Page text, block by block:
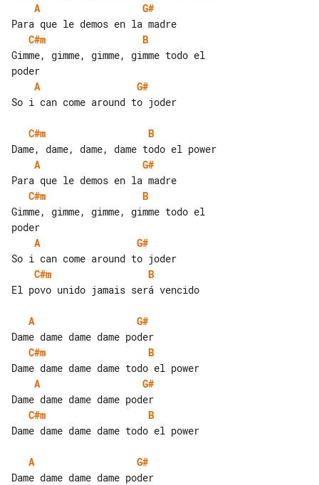
A
G#
C#m
B
Gimme, gimme, gimme, gimme todo el
A
G#
So i can come around to joder
C#m
B
A
G#
C#m
B
Gimme, gimme, gimme, gimme todo el
A
G#
C#m
B
El povo unido jamais será vencido
A
G#
C#m
B
A
G#
C#m
B
Dame dame dame dame todo el power
A
G#